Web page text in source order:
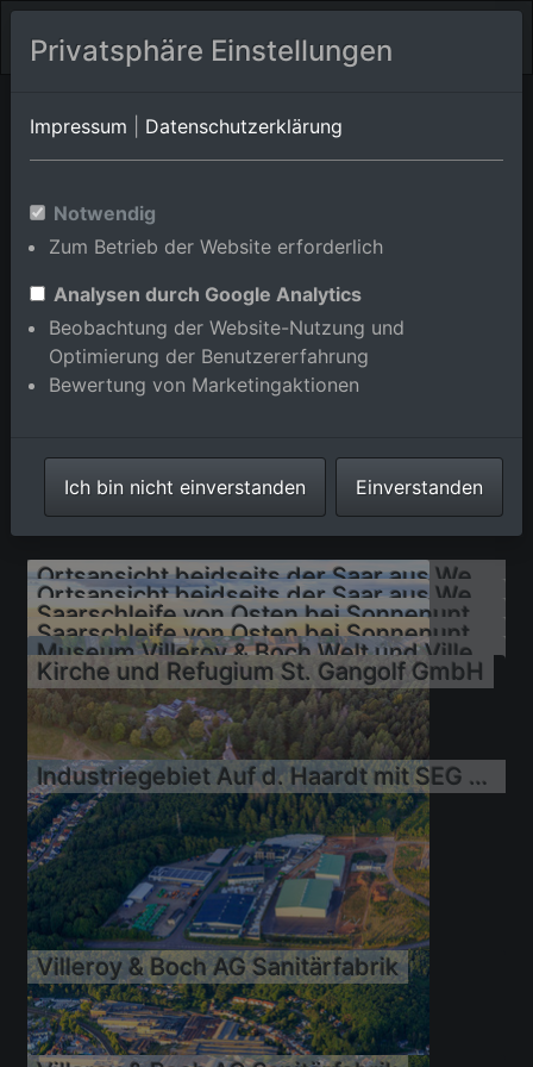
Merzig/Schwemlingen
Saarland
Luftbildalbum von Mettlach in
Saarland, Deutschland
Karte anzeigen/verbergen
⇗ Benachbarte Orte
Alle Luftbilder im
Online-Shop
05.09.2025
05.09.2025
05.09.2025
05.09.2025
05.09.2025
Kirche und Refugium St. Gangolf GmbH
05.09.2025
Industriegebiet Auf d. Haardt mit SEG Umwelt-Service GmbH, Martino Installationstechnik – Heizung, Sanitär, Lüftung und Walter & Co. GmbH / Walter Nutzfahrzeuge GmbH
05.09.2025
Villeroy & Boch AG Sanitärfabrik
Privatsphäre Einstellungen
Impressum Datenschutzerklärung
Notwendig
Zum Betrieb der Website erforderlich
Analysen durch Google Analytics
Beobachtung der Website-Nutzung und
Optimierung der Benutzererfahrung
Bewertung von Marketingaktionen
Ich bin nicht einverstanden Einverstanden